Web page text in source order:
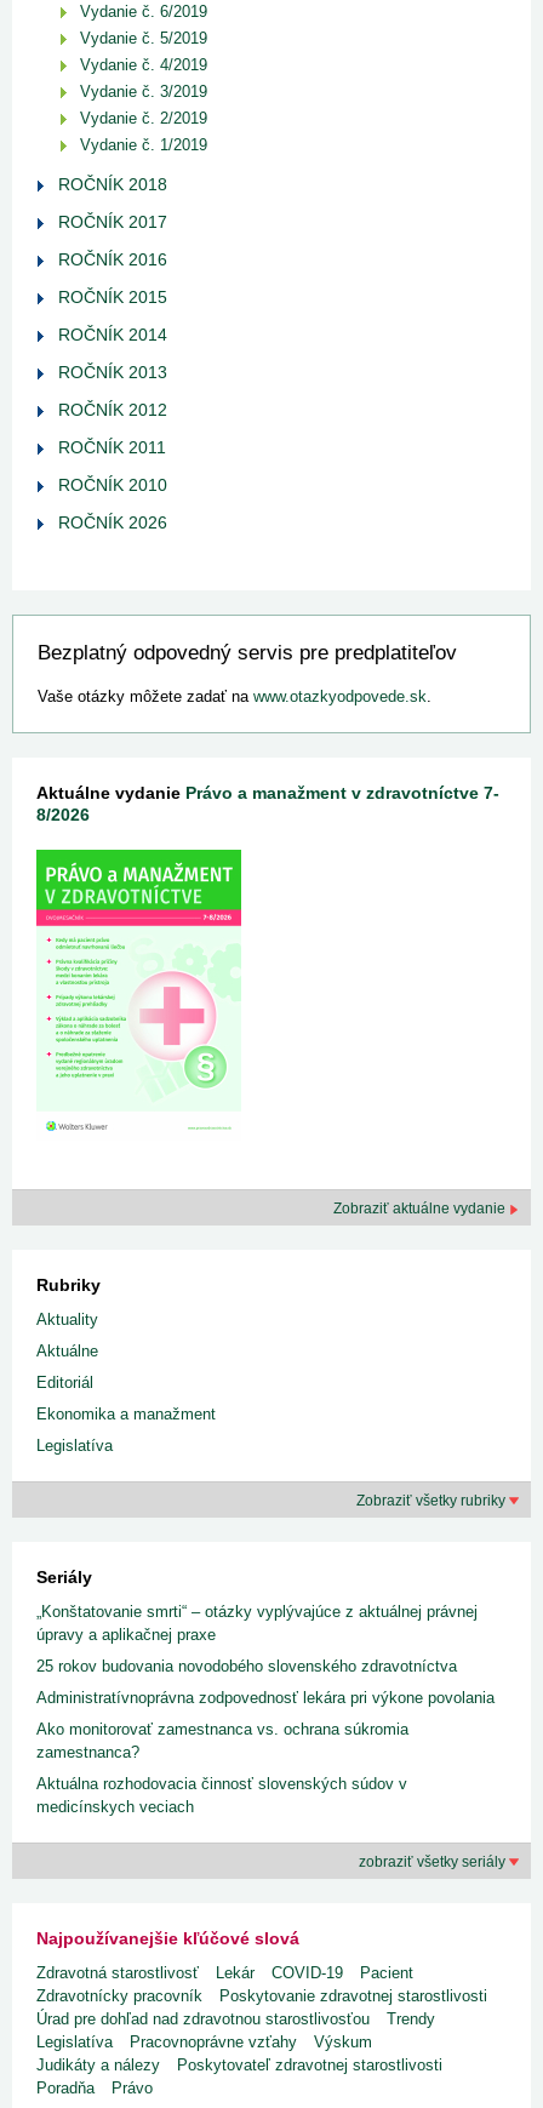
Vydanie č. 6/2019
Vydanie č. 5/2019
Vydanie č. 4/2019
Vydanie č. 3/2019
Vydanie č. 2/2019
Vydanie č. 1/2019
ROČNÍK 2018
ROČNÍK 2017
ROČNÍK 2016
ROČNÍK 2015
ROČNÍK 2014
ROČNÍK 2013
ROČNÍK 2012
ROČNÍK 2011
ROČNÍK 2010
ROČNÍK 2026
Bezplatný odpovedný servis pre predplatiteľov
Vaše otázky môžete zadať na www.otazkyodpovede.sk.
Aktuálne vydanie Právo a manažment v zdravotníctve 7-
8/2026
Zobraziť aktuálne vydanie
Rubriky
Aktuality
Aktuálne
Editoriál
Ekonomika a manažment
Legislatíva
Zobraziť všetky rubriky
Seriály
„Konštatovanie smrti“ – otázky vyplývajúce z aktuálnej právnej
úpravy a aplikačnej praxe
25 rokov budovania novodobého slovenského zdravotníctva
Administratívnoprávna zodpovednosť lekára pri výkone povolania
Ako monitorovať zamestnanca vs. ochrana súkromia
zamestnanca?
Aktuálna rozhodovacia činnosť slovenských súdov v
medicínskych veciach
zobraziť všetky seriály
Najpoužívanejšie kľúčové slová
Zdravotná starostlivosť Lekár COVID-19
Pacient
Zdravotnícky pracovník
Poskytovanie zdravotnej starostlivosti
Úrad pre dohľad nad zdravotnou starostlivosťou
Trendy
Legislatíva
Pracovnoprávne vzťahy
Výskum
Judikáty a nálezy
Poskytovateľ zdravotnej starostlivosti
Poradňa
Právo